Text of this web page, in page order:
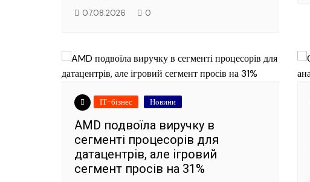
07.08.2026 0
ІТ-бізнес Новини
AMD подвоїла виручку в
сегменті процесорів для
датацентрів, але ігровий
сегмент просів на 31%